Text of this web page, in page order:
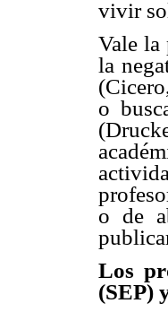
vivir
Vale la
la
o
o de
Los
(SEP)